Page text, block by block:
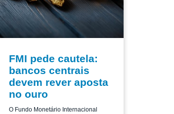
FMI pede cautela:
bancos centrais
devem rever aposta
no ouro
O Fundo Monetário Internacional